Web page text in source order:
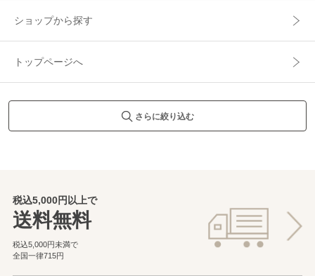
ショップから探す
トップページへ
さらに絞り込む
税込5,000円以上で
送料無料
税込5,000円未満で
全国一律715円